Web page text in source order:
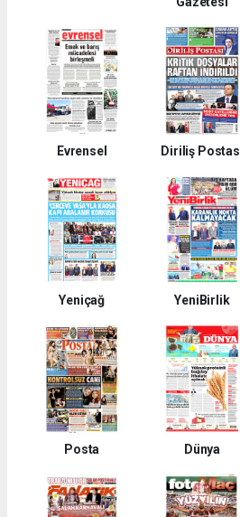
Evrensel Diriliş
Yeniçağ YeniBirlik
Posta Dünya